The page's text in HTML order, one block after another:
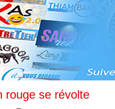
rouge se révolte